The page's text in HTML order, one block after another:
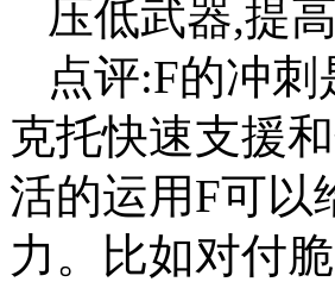
压低武器,提
点评:F的冲
克托快速支援
活的运用F可以
力。比如对付